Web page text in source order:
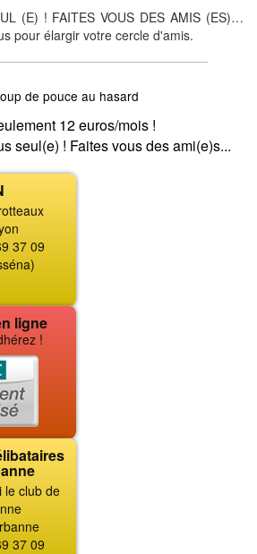
(E) ! FAITES VOUS DES AMIS (ES)…
pour élargir votre cercle d'amis.
de pouce au hasard
12 euros/mois !
seul(e) ! Faites vous des ami(e)s...
37 09
ligne
!
le club de
37 09